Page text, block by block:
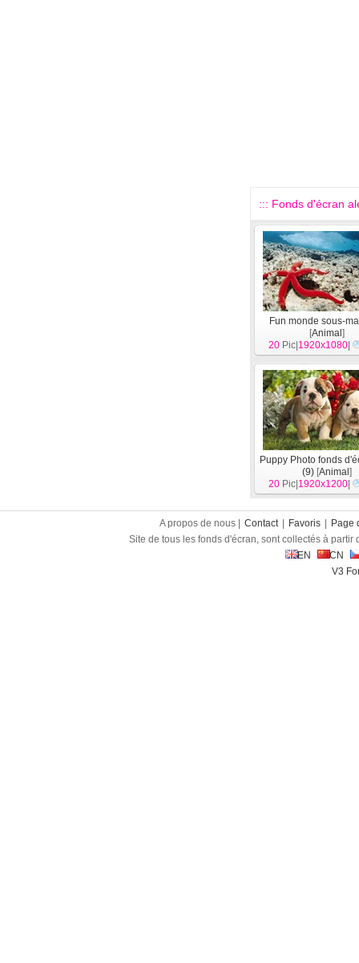
::: Fonds d'écran
Fun monde sous-
[Animal ]
20 Pic| 1920x1080
Puppy Photo fonds
(9) [Animal ]
20 Pic| 1920x1200
A propos de nous | Contact Favoris
Page
Site de tous les fonds d'écran, sont collectés à
EN
CN
V3